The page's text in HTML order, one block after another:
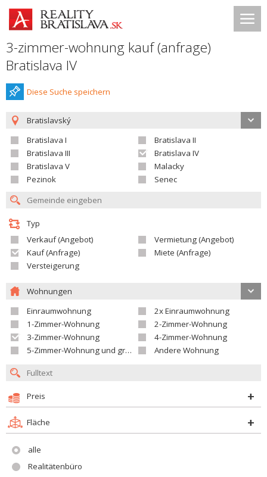
3-zimmer-wohnung kauf (anfrage)
Bratislava IV
Diese Suche speichern
Bratislavský
Bratislava I
Bratislava II
Bratislava III
Bratislava IV
Bratislava V
Malacky
Pezinok
Senec
Typ
Verkauf (Angebot)
Vermietung (Angebot)
Kauf (Anfrage)
Miete (Anfrage)
Versteigerung
Wohnungen
Einraumwohnung
2x Einraumwohnung
1-Zimmer-Wohnung
2-Zimmer-Wohnung
3-Zimmer-Wohnung
4-Zimmer-Wohnung
5-Zimmer-Wohnung und größer
Andere Wohnung
Preis
Fläche
alle
Realitätenbüro